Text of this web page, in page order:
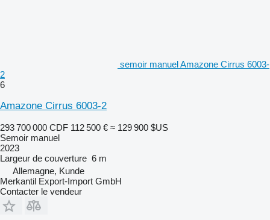
semoir manuel Amazone Cirrus 6003-
2
6
Amazone Cirrus 6003-2
293 700 000 CDF 112 500 € ≈ 129 900 $US
Semoir manuel
2023
Largeur de couverture 6 m
Allemagne, Kunde
Merkantil Export-Import GmbH
Contacter le vendeur